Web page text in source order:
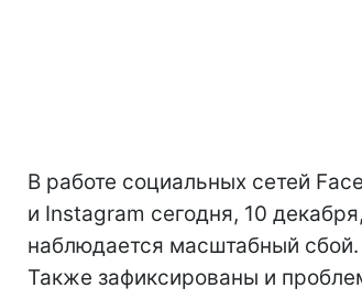
В работе социальных сетей
и Instagram сегодня, 10 декабря,
наблюдается масштабный сбой.
Также зафиксированы и